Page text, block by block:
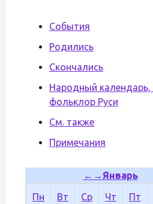
События
Родились
Скончались
Народный
фольклор Руси
См. также
Примечания
← → Январь
Пн
Вт Ср Чт Пт